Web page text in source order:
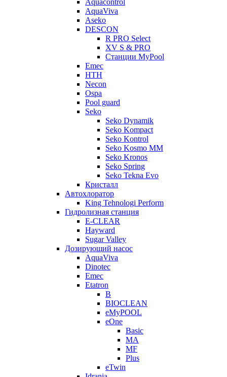
AquaViva
Aseko
DESCON
R PRO Select
XV S & PRO
Станции MyPool
Emec
HTH
Necon
Ospa
Pool guard
Seko
Seko Dynamik
Seko Kompact
Seko Kontrol
Seko Kosmo MM
Seko Kronos
Seko Spring
Seko Tekna Evo
Кристалл
Автохлоратор
King Tehnologi Perform
Гидролизная станция
E-CLEAR
Hayward
Sugar Valley
Дозирующий насос
AquaViva
Dinotec
Emec
Etatron
B
BIOCLEAN
eMyPOOL
eOne
Basic
MA
MF
Plus
eTwin